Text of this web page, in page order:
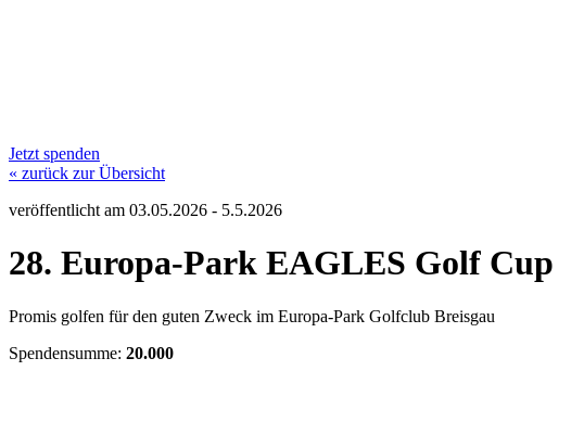
Jetzt spenden
« zurück zur Übersicht
veröffentlicht am 03.05.2026 - 5.5.2026
28. Europa-Park EAGLES Golf Cup
Promis golfen für den guten Zweck im Europa-Park Golfclub Breisgau
Spendensumme: 20.000